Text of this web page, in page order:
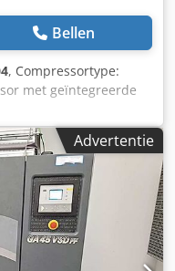
Bellen
, Compressortype:
met geïntegreerde
pk)
7,5 bar Vrije
13,3 m³/min)
400 liter Djdpfx
1.000 × 660 × 1.400
Geïntegreerde
Advertentie